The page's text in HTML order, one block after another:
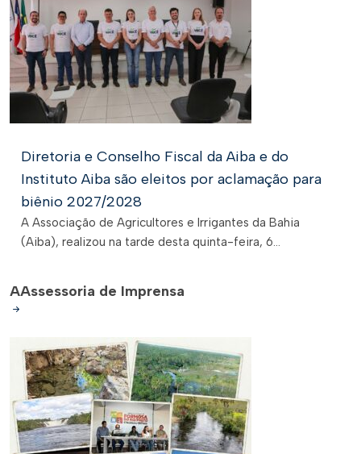
Diretoria e Conselho Fiscal da Aiba e do
Instituto Aiba são eleitos por aclamação para
biênio 2027/2028
A Associação de Agricultores e Irrigantes da Bahia
(Aiba), realizou na tarde desta quinta-feira, 6...
AAssessoria de Imprensa